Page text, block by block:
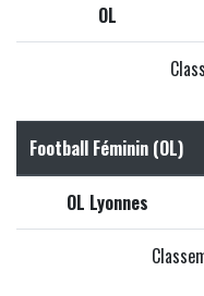
OL
Football Féminin (OL)
OL Lyonnes